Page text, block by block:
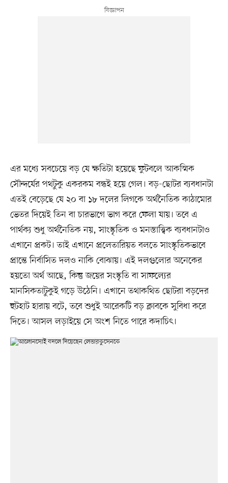
এর মধ্যে সবচেয়ে বড় যে ক্ষতিটা হয়েছে ফুটবলে আকস্মিক
সৌন্দর্যের পথটুকু একরকম বন্ধই হয়ে গেল। বড়-ছোটর ব্যবধানটা
এতই বেড়েছে যে ২০ বা ১৮ দলের লিগকে অর্থনৈতিক কাঠামোর
ভেতর দিয়েই তিন বা চারভাগে ভাগ করে ফেলা যায়। তবে এ
পার্থক্য শুধু অর্থনৈতিক নয়, সাংস্কৃতিক ও মনস্তাত্ত্বিক ব্যবধানটাও
এখানে প্রকট। তাই এখানে প্রলেতারিয়ত বলতে সাংস্কৃতিকভাবে
প্রান্তে নির্বাসিত দলও নাকি বোঝায়। এই দলগুলোর অনেকের
হয়তো অর্থ আছে, কিন্তু জয়ের সংস্কৃতি বা সাফল্যের
মানসিকতাটুকুই গড়ে উঠেনি। এখানে তথাকথিত ছোটরা বড়দের
হুটহাট হারায় বটে, তবে শুধুই আরেকটি বড় ক্লাবকে সুবিধা করে
দিতে। আসল লড়াইয়ে সে অংশ নিতে পারে কদাচিৎ।